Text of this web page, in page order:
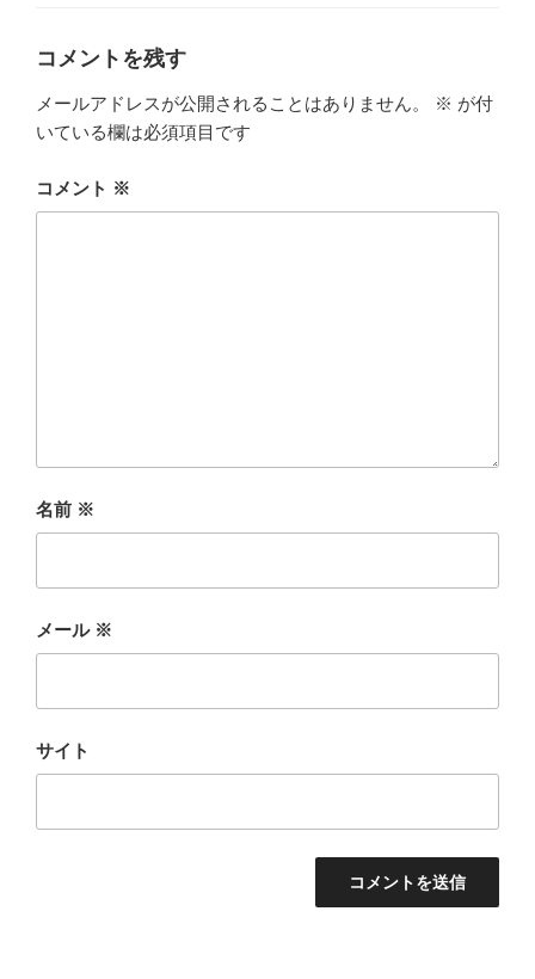
コメントを残す
メールアドレスが公開されることはありません。 ※ が付
いている欄は必須項目です
コメント ※
名前 ※
メール ※
サイト